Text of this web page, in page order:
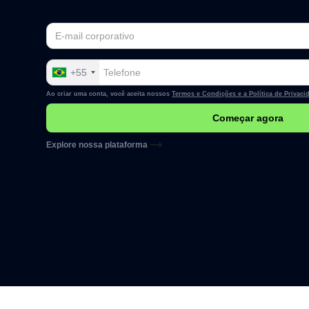
+55
Ao criar uma conta, você aceita nossosTermos e Condições e a Política de
Explore nossa plataforma